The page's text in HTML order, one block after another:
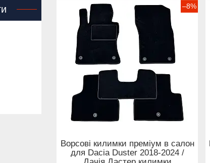
–8%
Ворсові килимки преміум в салон
для Dacia Duster 2018-2024 /